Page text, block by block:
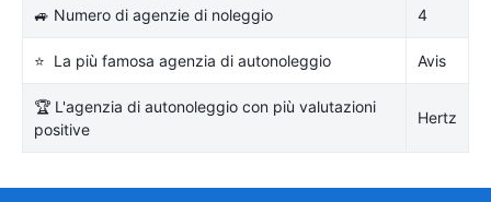
🚙 Numero di agenzie di noleggio 4
⭐ La più famosa agenzia di autonoleggio Avis
🏆 L'agenzia di autonoleggio con più valutazioni
positive
Hertz